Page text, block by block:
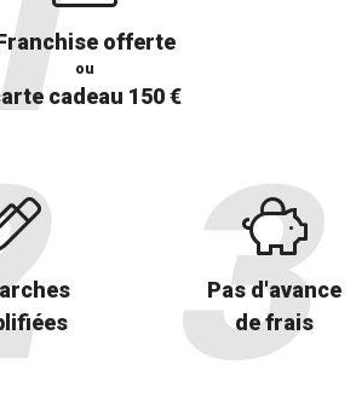
offerte
ou
cadeau 150 €
Pas d'avance
de frais